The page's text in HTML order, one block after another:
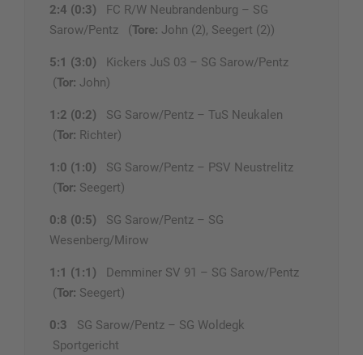
2:4 (0:3)
FC R/W Neubrandenburg – SG
Sarow/Pentz (Tore: John (2), Seegert (2))
5:1 (3:0) Kickers JuS 03 – SG Sarow/Pentz
(Tor: John)
1:2 (0:2)
SG Sarow/Pentz – TuS Neukalen
(Tor: Richter)
1:0 (1:0)
SG Sarow/Pentz – PSV Neustrelitz
(Tor: Seegert)
0:8 (0:5)
SG Sarow/Pentz – SG
Wesenberg/Mirow
1:1 (1:1)
Demminer SV 91 – SG Sarow/Pentz
(Tor: Seegert)
0:3 SG Sarow/Pentz – SG Woldegk
Sportgericht